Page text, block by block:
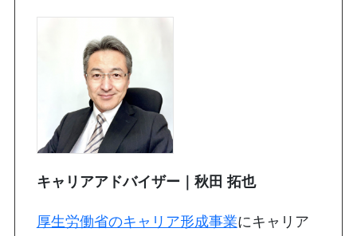
キャリアアドバイザー｜秋田 拓也
厚生労働省のキャリア形成事業にキャリア